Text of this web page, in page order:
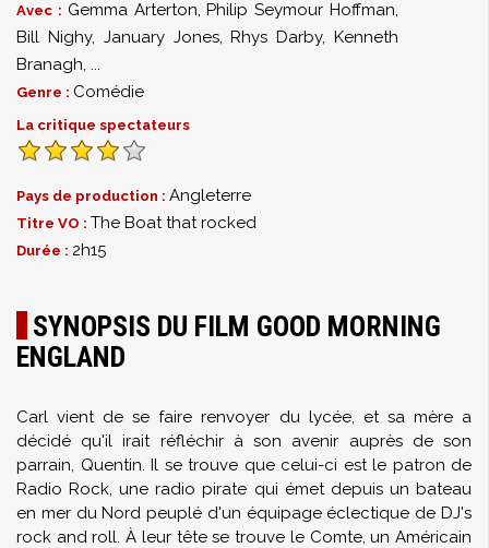
Avec : Gemma Arterton,Philip Seymour Hoffman,
Bill Nighy, January Jones,Rhys Darby,Kenneth
Branagh, ...
Genre : Comédie
La critique spectateurs
Pays de production : Angleterre
Titre VO : The Boat that rocked
Durée : 2h15
SYNOPSIS DU FILM GOOD MORNING
ENGLAND
Carl vient de se faire renvoyer du lycée, et sa mère a
décidé qu'il irait réfléchir à son avenir auprès de son
parrain, Quentin. Il se trouve que celui-ci est le patron de
Radio Rock, une radio pirate qui émet depuis un bateau
en mer du Nord peuplé d'un équipage éclectique de DJ's
rock and roll. À leur tête se trouve le Comte, un Américain